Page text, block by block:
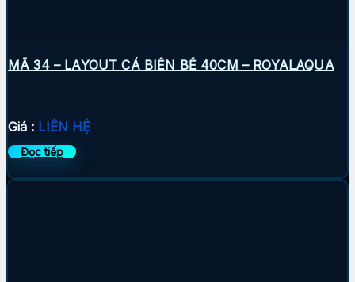
MÃ 34 – LAYOUT CÁ BIỂN BỂ 40CM – ROYALAQUA
Giá : LIÊN HỆ
Đọc tiếp